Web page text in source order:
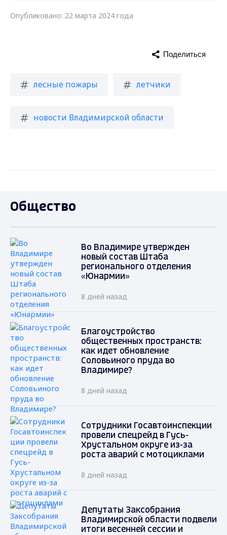
Опубликовано: 22 марта 2024 года
лесные пожары летчики
новости Владимирской области
Поделиться
Общество
Во Владимире утвержден
новый состав Штаба
регионального отделения
«Юнармии»
8 дней назад
Благоустройство
общественных пространств:
как идет обновление
Соловьиного пруда во
Владимире?
8 дней назад
Сотрудники Госавтоинспекции
провели спецрейд в Гусь-
Хрустальном округе из-за
роста аварий с мотоциклами
8 дней назад
Депутаты Заксобрания
Владимирской области подвели
итоги весенней сессии и